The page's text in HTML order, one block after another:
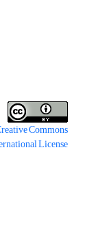
Commons
License